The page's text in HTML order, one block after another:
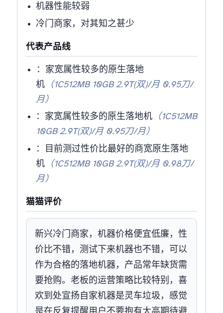
机器性能较弱
冷门商家，对其知之甚少
代表产品线
：家宽属性较多的原生IP落地
机 （1C512MB 10GB 2.9T(双)/月 0.95刀/
月）
：家宽属性较多的原生IP落地机 （1C512MB
10GB 2.9T(双)/月 0.95刀/月）
：目前测过性价比最好的商宽原生IP落地
机 （1C512MB 10GB 2.9T(双)/月 0.98刀/
月）
猫猫评价
新兴冷门商家，机器价格便宜低廉，性
价比不错，测试下来机器也不错，可以
作为合格的落地机器，产品常年缺货需
要抢购。老板的运营策略比较特别，喜
欢到处宣扬自家机器是灵车/垃圾，感觉